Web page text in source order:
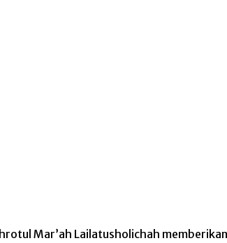
Mar’ah Lailatusholichah